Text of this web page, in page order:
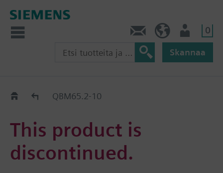
0
Skannaa
Old2NewQBM65.2-10
This product is
discontinued.